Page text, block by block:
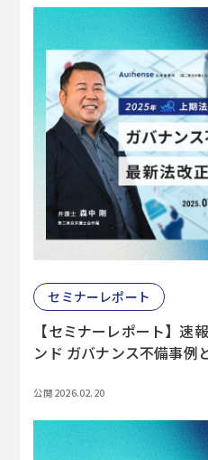
セミナーレポート
【セミナーレポート】速
ンド ガバナンス不備事例
公開 2026.02.20